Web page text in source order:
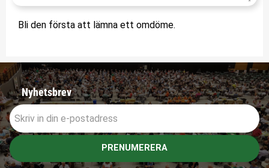
Bli den första att lämna ett omdöme.
Nyhetsbrev
PRENUMERERA